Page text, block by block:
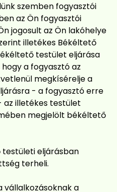
szemben fogyasztói
az Ön fogyasztói
jogosult az Ön lakóhelye
illetékes Békéltető
testület eljárása
a fogyasztó az
megkísérelje a
- a fogyasztó erre
az illetékes testület
megjelölt békéltető
eljárásban
terheli.
vállalkozásoknak a